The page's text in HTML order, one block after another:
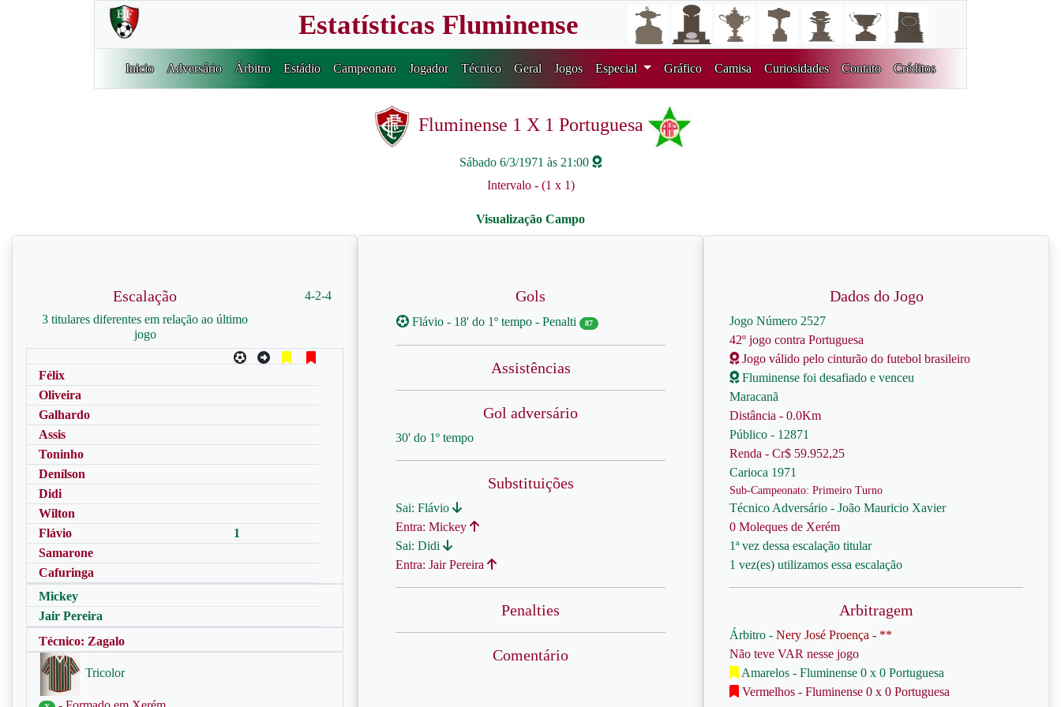
Estatísticas Fluminense
Inicio Adversário Árbitro Estádio Campeonato Jogador Técnico Geral Jogos Especial Gráfico Camisa Curiosidades Contato Créditos
Fluminense 1 X 1 Portuguesa
Sábado 6/3/1971 às 21:00
Intervalo - (1 x 1)
Escalação
3 titulares diferentes em relação ao último
jogo
4-2-4
Félix
Oliveira
Galhardo
Assis
Toninho
Denílson
Didi
Wilton
Flávio
1
Samarone
Cafuringa
Mickey
Jair Pereira
Técnico: Zagalo
Tricolor
Gols
Flávio - 18' do 1º tempo - Penalti 87
Assistências
Gol adversário
30' do 1º tempo
Substituições
Sai: Flávio
Entra: Mickey
Sai: Didi
Entra: Jair Pereira
Penalties
Comentário
Dados do Jogo
Jogo Número 2527
42º jogo contra Portuguesa
Jogo válido pelo cinturão do futebol brasileiro
Fluminense foi desafiado e venceu
Maracanã
Distância - 0.0Km
Público - 12871
Renda - Cr$ 59.952,25
Carioca 1971
Sub-Campeonato: Primeiro Turno
Técnico Adversário - João Mauricio Xavier
0 Moleques de Xerém
1ª vez dessa escalação titular
1 vez(es) utilizamos essa escalação
Arbitragem
Árbitro - Nery José Proença - **
Não teve VAR nesse jogo
Amarelos - Fluminense 0 x 0 Portuguesa
Vermelhos - Fluminense 0 x 0 Portuguesa